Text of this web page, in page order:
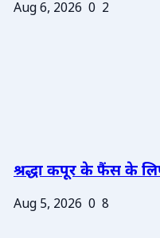
Aug 6, 2026 0 2
श्रद्धा कपूर के फैंस के
Aug 5, 2026 0 8